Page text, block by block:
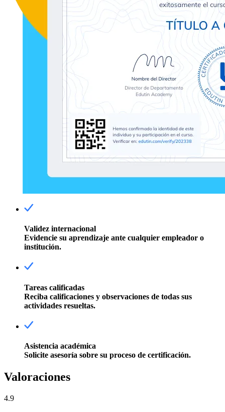
Validez internacional
Evidencie su aprendizaje ante cualquier empleador o
institución.
Tareas calificadas
Reciba calificaciones y observaciones de todas sus
actividades resueltas.
Asistencia académica
Solicite asesoría sobre su proceso de certificación.
Valoraciones
4.9